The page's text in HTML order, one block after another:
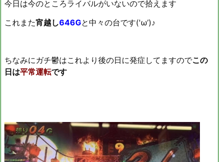
今日は今のところライバルがいないので拾えます
これまた宵越し646Gと中々の台です('ω’)♪
ちなみにガチ鬱はこれより後の日に発症してますのでこの
日は平常運転です